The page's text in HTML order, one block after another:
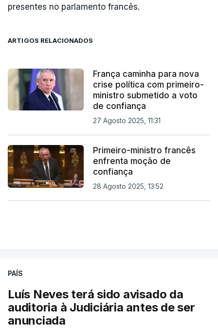
presentes no parlamento francês.
ARTIGOS RELACIONADOS
França caminha para nova
crise política com primeiro-
ministro submetido a voto
de confiança
27 Agosto 2025, 11:31
Primeiro-ministro francês
enfrenta moção de
confiança
28 Agosto 2025, 13:52
PAÍS
Luís Neves terá sido avisado da
auditoria à Judiciária antes de ser
anunciada